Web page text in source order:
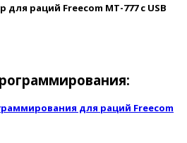
мощности
для раций Freecom MT-777 с USB
для раций Freecom